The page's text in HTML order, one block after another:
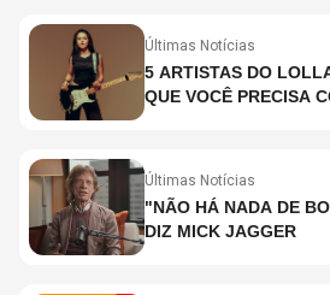
Últimas Notícias
5 ARTISTAS DO
QUE VOCÊ PRECISA
Últimas Notícias
"NÃO HÁ NADA DE
DIZ MICK JAGGER